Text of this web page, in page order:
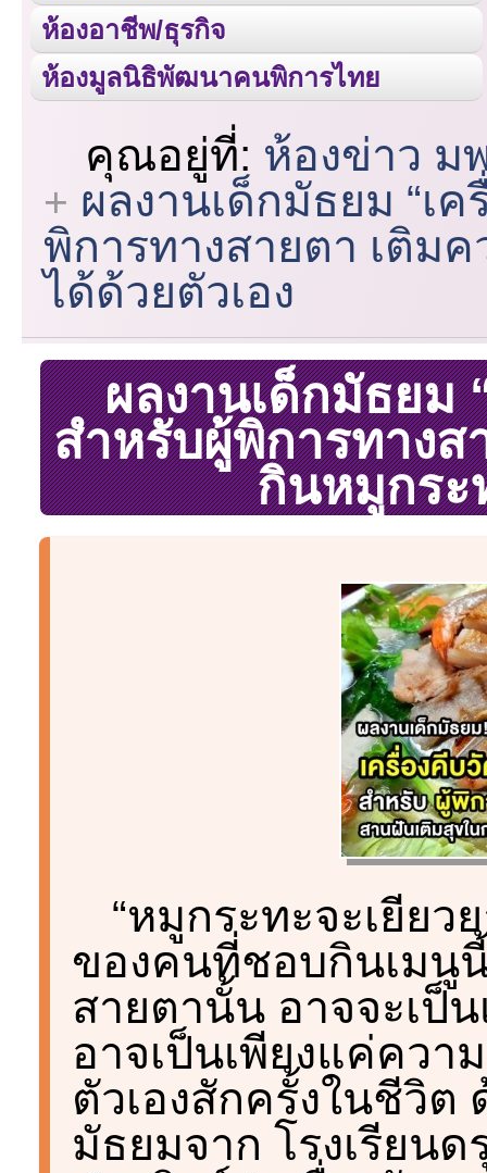
ห้องอาชีพ/ธุรกิจ
ห้องมูลนิธิพัฒนาคนพิการไทย
คุณอยู่ที่: ห้องข่าว ม
ผลงานเด็กมัธยม “เ
พิการทางสายตา เติม
ได้ด้วยตัวเอง
ผลงานเด็กมัธยม
สำหรับผู้พิการทางส
กินหมูกระ
“หมูกระทะจะเยีย
ของคนที่ชอบกินเมนู
สายตานั้น อาจจะเป็
อาจเป็นเพียงแค่คว
ตัวเองสักครั้งในชีวิต
มัธยมจาก โรงเรียน